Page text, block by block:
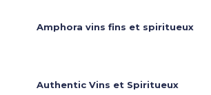
Amphora vins fins et spiritueux
Authentic Vins et Spiritueux